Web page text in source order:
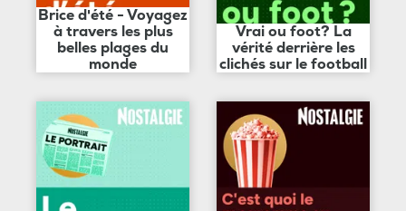
Brice d'été - Voyagez
à travers les plus
belles plages du
monde
Vrai ou foot? La
vérité derrière les
clichés sur le football